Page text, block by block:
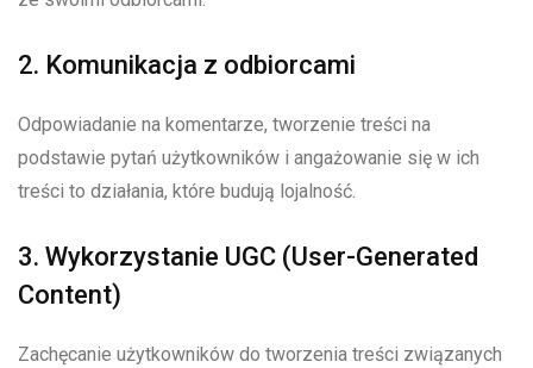
2. Komunikacja z odbiorcami
Odpowiadanie na komentarze, tworzenie treści na
podstawie pytań użytkowników i angażowanie się w ich
treści to działania, które budują lojalność.
3. Wykorzystanie UGC (User-Generated
Content)
Zachęcanie użytkowników do tworzenia treści związanych